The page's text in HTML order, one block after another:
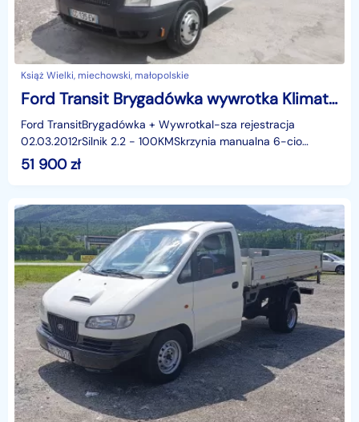
Książ Wielki, miechowski, małopolskie
Ford Transit Brygadówka wywrotka Klimatyzacja Dubel hak kiper doka Tranzit
Ford TransitBrygadówka + WywrotkaI-sza rejestracja
02.03.2012rSilnik 2.2 - 100KMSkrzynia manualna 6-cio
biegowaOryginalny, niski przebieg 159.700kmKlimatyzacja,
51 900zł